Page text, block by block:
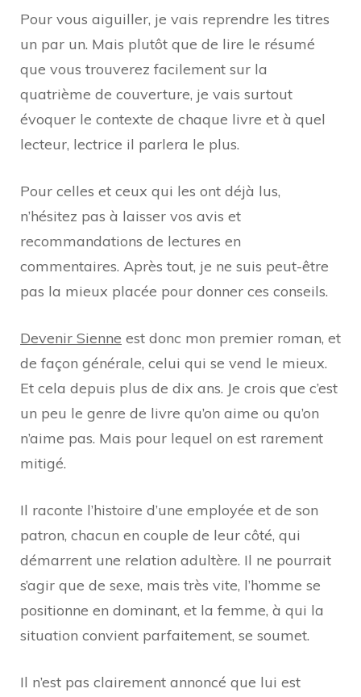
Pour vous aiguiller, je vais reprendre les titres
un par un. Mais plutôt que de lire le résumé
que vous trouverez facilement sur la
quatrième de couverture, je vais surtout
évoquer le contexte de chaque livre et à quel
lecteur, lectrice il parlera le plus.
Pour celles et ceux qui les ont déjà lus,
n’hésitez pas à laisser vos avis et
recommandations de lectures en
commentaires. Après tout, je ne suis peut-être
pas la mieux placée pour donner ces conseils.
Devenir Sienne est donc mon premier roman, et
de façon générale, celui qui se vend le mieux.
Et cela depuis plus de dix ans. Je crois que c’est
un peu le genre de livre qu’on aime ou qu’on
n’aime pas. Mais pour lequel on est rarement
mitigé.
Il raconte l’histoire d’une employée et de son
patron, chacun en couple de leur côté, qui
démarrent une relation adultère. Il ne pourrait
s’agir que de sexe, mais très vite, l’homme se
positionne en dominant, et la femme, à qui la
situation convient parfaitement, se soumet.
Il n’est pas clairement annoncé que lui est